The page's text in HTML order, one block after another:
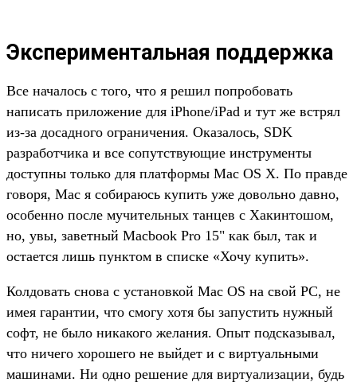
Экспериментальная поддержка
Все началось с того, что я решил попробовать
написать приложение для iPhone/iPad и тут же встрял
из-за досадного ограничения. Оказалось, SDK
разработчика и все сопутствующие инструменты
доступны только для платформы Mac OS Х. По правде
говоря, Mac я собираюсь купить уже довольно давно,
особенно после мучительных танцев с Хакинтошом,
но, увы, заветный Macbook Pro 15" как был, так и
остается лишь пунктом в списке «Хочу купить».
Колдовать снова с установкой Mac OS на свой PC, не
имея гарантии, что смогу хотя бы запустить нужный
софт, не было никакого желания. Опыт подсказывал,
что ничего хорошего не выйдет и с виртуальными
машинами. Ни одно решение для виртуализации, будь